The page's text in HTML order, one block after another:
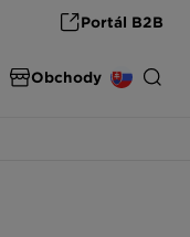
Portál B2B
Obchody